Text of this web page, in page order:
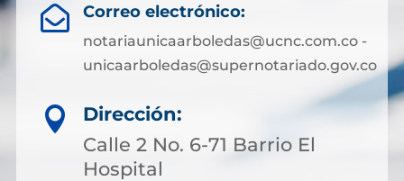
 Correo electrónico:
notariaunicaarboledas@ucnc.com.co -
unicaarboledas@supernotariado.gov.co

Dirección:
Calle 2 No. 6-71 Barrio El
Hospital